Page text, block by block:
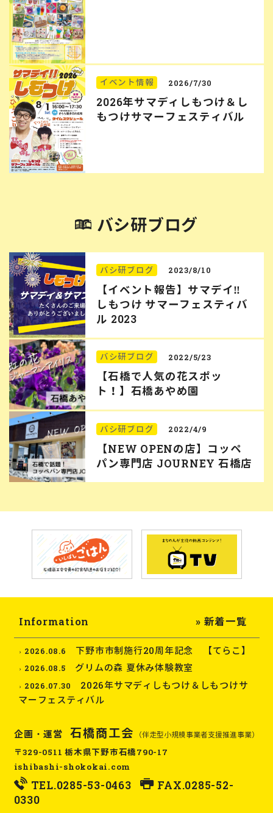
イベント情報 2026/7/30
2026年サマディしもつけ＆し
もつけサマーフェスティバル
バシ研ブログ
バシ研ブログ 2023/8/10
【イベント報告】サマデイ‼︎
しもつけ サマーフェスティバ
ル 2023
バシ研ブログ 2022/5/23
【石橋で人気の花スポッ
ト！】石橋あやめ園
バシ研ブログ 2022/4/9
【NEW OPENの店】コッペ
パン専門店 JOURNEY 石橋店
Information » 新着一覧
2026.08.6 下野市市制施行20周年記念 【てらこ】
2026.08.5 グリムの森 夏休み体験教室
2026.07.30
2026年サマディしもつけ＆しもつけサ
マーフェスティバル
企画・運営 石橋商工会 （伴走型小規模事業者支援推進事業）
〒329-0511 栃木県下野市石橋790-17
ishibashi-shokokai.com
TEL.0285-53-0463
FAX.0285-52-
0330